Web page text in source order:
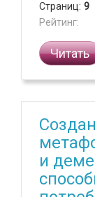
Страниц: 9
Рейтинг:
Читать
и